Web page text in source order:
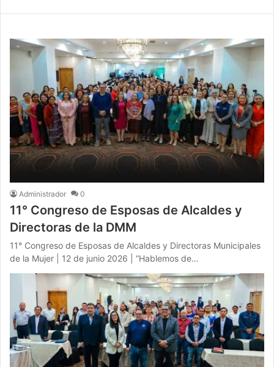
Administrador 0
11° Congreso de Esposas de Alcaldes y
Directoras de la DMM
11° Congreso de Esposas de Alcaldes y Directoras Municipales
de la Mujer | 12 de junio 2026 | “Hablemos de…